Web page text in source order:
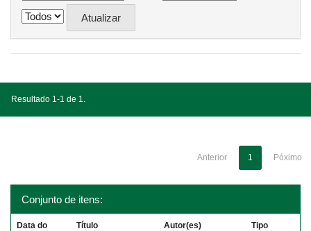
Resultado 1-1 de 1.
Anterior 1 Póximo
Conjunto de itens:
Data do
Título Autor(es) Tipo